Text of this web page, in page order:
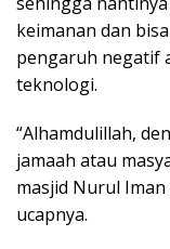
keimanan dan
pengaruh negatif
teknologi.
“Alhamdulillah,
jamaah atau
masjid Nurul Iman
ucapnya.